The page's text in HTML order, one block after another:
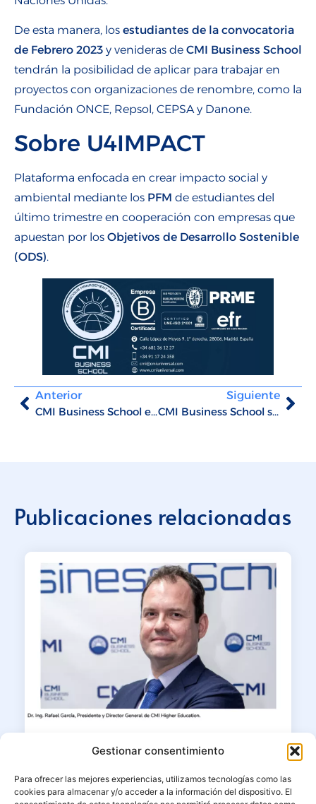
Gestionar consentimiento
Para ofrecer las mejores experiencias, utilizamos tecnologías como las
cookies para almacenar y/o acceder a la información del dispositivo. El
De esta manera, los estudiantes de la convocatoria
de Febrero 2023 y venideras de CMI Business School
tendrán la posibilidad de aplicar para trabajar en
proyectos con organizaciones de renombre, como la
Fundación ONCE, Repsol, CEPSA y Danone.
Sobre U4IMPACT
Plataforma enfocada en crear impacto social y
ambiental mediante los PFM de estudiantes del
último trimestre en cooperación con empresas que
apuestan por los Objetivos de Desarrollo Sostenible
(ODS).
Anterior
CMI Business School expande fronteras: Máster en RSC y Sostenibilidad se impartirá en inglés
Siguiente
CMI Business School se asocia con Matteria para potenciar la empleabilidad responsable de los estudiantes
Publicaciones relacionadas
23/06/2026
Corresponsables: “La educación
superior debe formar líderes capaces